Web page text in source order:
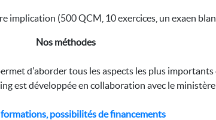
implication (500 QCM, 10 exercices, un exaen
Nos méthodes
d'aborder tous les aspects les plus
est développée en collaboration avec le
possibilités de financements